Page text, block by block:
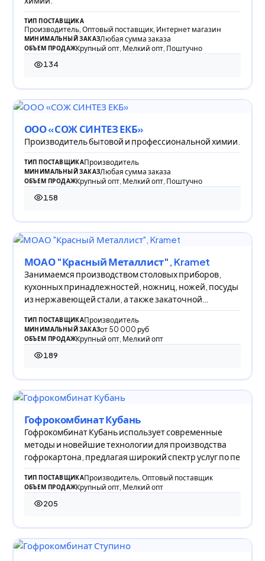
ТИП ПОСТАВЩИКА
Производитель, Оптовый поставщик, Интернет магазин
МИНИМАЛЬНЫЙ ЗАКАЗЛюбая сумма заказа
ОБЪЕМ ПРОДАЖКрупный опт, Мелкий опт, Поштучно
134
134 просмотра
ООО «СОЖ СИНТЕЗ ЕКБ»
Производитель бытовой и профессиональной химии.
ТИП ПОСТАВЩИКАПроизводитель
МИНИМАЛЬНЫЙ ЗАКАЗЛюбая сумма заказа
ОБЪЕМ ПРОДАЖКрупный опт, Мелкий опт, Поштучно
158
158 просмотров
МОАО "Красный Металлист", Kramet
Занимаемся производством столовых приборов,
кухонных принадлежностей, ножниц, ножей, посуды
из нержавеющей стали, а также закаточной
крышкой
ТИП ПОСТАВЩИКАПроизводитель
МИНИМАЛЬНЫЙ ЗАКАЗот 50 000 руб
ОБЪЕМ ПРОДАЖКрупный опт, Мелкий опт
189
189 просмотров
Гофрокомбинат Кубань
Гофрокомбинат Кубань использует современные
методы и новейшие технологии для производства
гофрокартона, предлагая широкий спектр услуг по пе
ТИП ПОСТАВЩИКАПроизводитель, Оптовый поставщик
ОБЪЕМ ПРОДАЖКрупный опт, Мелкий опт
205
205 просмотров